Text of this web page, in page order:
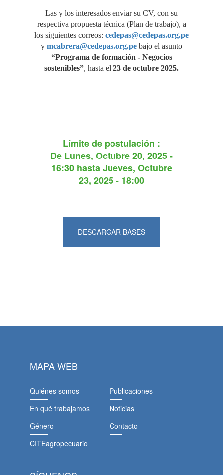
Las y los interesados enviar su CV, con su
respectiva propuesta técnica (Plan de trabajo), a
los siguientes correos: cedepas@cedepas.org.pe
y mcabrera@cedepas.org.pe bajo el asunto
“Programa de formación - Negocios
sostenibles”, hasta el 23 de octubre 2025.
Límite de postulación :
De Lunes, Octubre 20, 2025 -
16:30hastaJueves, Octubre
23, 2025 - 18:00
DESCARGAR BASES
MAPA WEB
Quiénes somos
En qué trabajamos
Género
CITEagropecuario
Publicaciones
Noticias
Contacto